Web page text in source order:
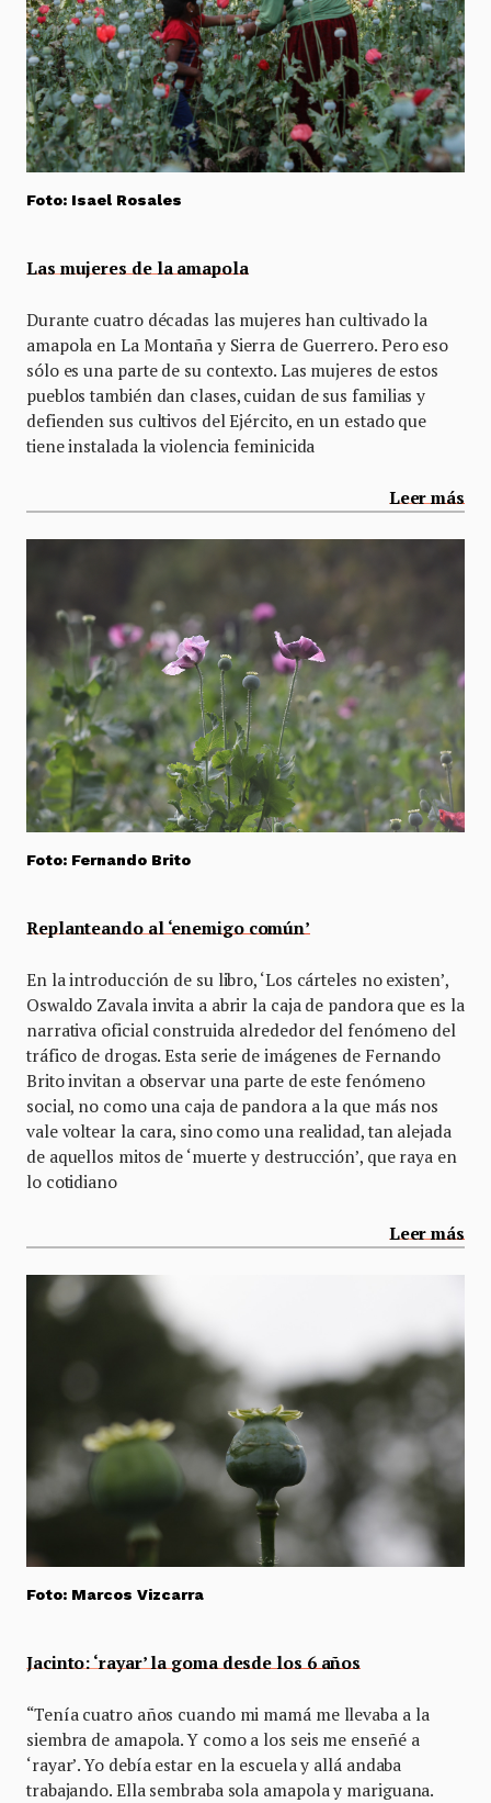
Foto: Isael Rosales
Las mujeres de la amapola
Durante cuatro décadas las mujeres han cultivado la
amapola en La Montaña y Sierra de Guerrero. Pero eso
sólo es una parte de su contexto. Las mujeres de estos
pueblos también dan clases, cuidan de sus familias y
defienden sus cultivos del Ejército, en un estado que
tiene instalada la violencia feminicida
Leer más
Foto: Fernando Brito
Replanteando al ‘enemigo común’
En la introducción de su libro, ‘Los cárteles no existen’,
Oswaldo Zavala invita a abrir la caja de pandora que es la
narrativa oficial construida alrededor del fenómeno del
tráfico de drogas. Esta serie de imágenes de Fernando
Brito invitan a observar una parte de este fenómeno
social, no como una caja de pandora a la que más nos
vale voltear la cara, sino como una realidad, tan alejada
de aquellos mitos de ‘muerte y destrucción’, que raya en
lo cotidiano
Leer más
Foto: Marcos Vizcarra
Jacinto: ‘rayar’ la goma desde los 6 años
“Tenía cuatro años cuando mi mamá me llevaba a la
siembra de amapola. Y como a los seis me enseñé a
‘rayar’. Yo debía estar en la escuela y allá andaba
trabajando. Ella sembraba sola amapola y mariguana.